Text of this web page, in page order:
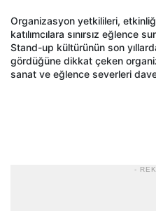
Organizasyon yetkilileri,
katılımcılara sınırsız eğlence
Stand-up kültürünün son
gördüğüne dikkat çeken
sanat ve eğlence severleri
-